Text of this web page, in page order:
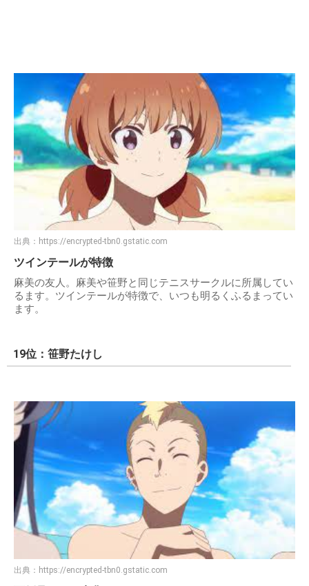
出典： https://encrypted-tbn0.gstatic.com
ツインテールが特徴
麻美の友人。麻美や笹野と同じテニスサークルに所属してい
るます。ツインテールが特徴で、いつも明るくふるまってい
ます。
19位：笹野たけし
出典： https://encrypted-tbn0.gstatic.com